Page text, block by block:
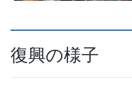
復興の様子